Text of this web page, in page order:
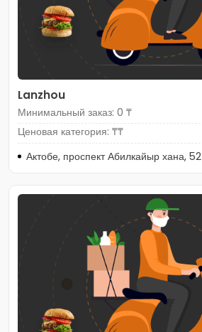
Lanzhou
Минимальный заказ: 0 ₸
Ценовая категория: ₸₸
Актобе, проспект Абилкайыр хана, 52